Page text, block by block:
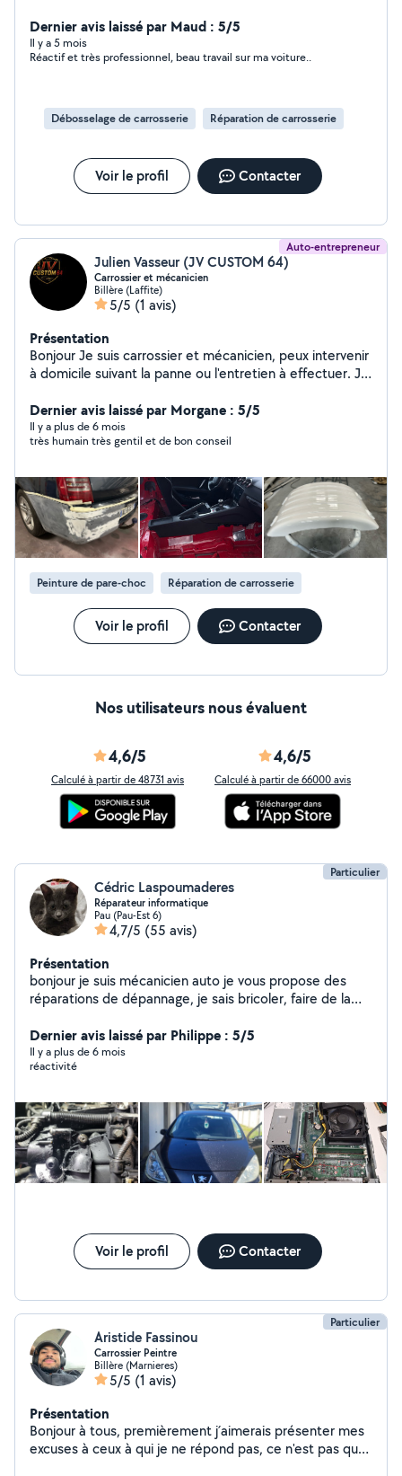
Dernier avis laissé par Maud : 5/5
Il y a 5 mois
Réactif et très professionnel, beau travail sur ma voiture..
Débosselage de carrosserie Réparation de carrosserie
Voir le profil Contacter
Auto-entrepreneur
Julien Vasseur (JV CUSTOM 64)
Carrossier et mécanicien
Billère (Laffite)
5/5 (1 avis)
Présentation
Bonjour Je suis carrossier et mécanicien, peux intervenir
à domicile suivant la panne ou l'entretien à effectuer. Je
véhicule gratuitement Spécialisé dans la réparation de la
pièce de carrosserie en fibre de verre . Entretien toutes
marques
Dernier avis laissé par Morgane : 5/5
Il y a plus de 6 mois
très humain très gentil et de bon conseil
Peinture de pare-choc Réparation de carrosserie
Voir le profil Contacter
Nos utilisateurs nous évaluent
4,6/5
Calculé à partir de 48731 avis
4,6/5
Calculé à partir de 66000 avis
Particulier
Cédric Laspoumaderes
Réparateur informatique
Pau (Pau-Est 6)
4,7/5 (55 avis)
Présentation
bonjour je suis mécanicien auto je vous propose des
réparations de dépannage, je sais bricoler, faire de la
dépanneur informatique. J'ai obtenu mon diplôme.
Dernier avis laissé par Philippe : 5/5
Il y a plus de 6 mois
réactivité
Voir le profil Contacter
Particulier
Aristide Fassinou
Carrossier Peintre
Billère (Marnieres)
5/5 (1 avis)
Présentation
Bonjour à tous, premièrement j´aimerais présenter mes
excuses à ceux à qui je ne répond pas, ce n'est pas que